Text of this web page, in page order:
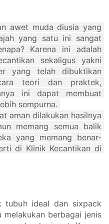
awet muda diusia yang
yang satu ini sangat
Karena ini adalah
yang telah dibuktikan
teori dan praktek,
ini dapat membuat
sempurna.
aman dilakukan hasilnya
memang semua balik
yang memang benar-
di Klinik Kecantikan di
tubuh ideal dan sixpack
berbagai jenis